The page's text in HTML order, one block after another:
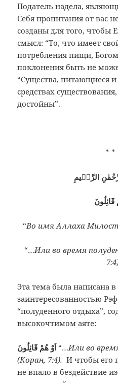
Податель надела,
Себя пропитания от вас
созданы для того, чтобы
смысл: “То, что имеет
потребления пищи,
поклонения быть не
“Существа, питающиеся
средствах
достойны”.
* *
الرَّحٖيمِ
قَٓائِلُونَ
“Во имя Аллаха
“…Или во время
Эта тема была написана в
заинтересованностью
“полуденного отдыха”,
высокочтимом аяте:
“…Или во
(Коран, 7:4).И чтобы его
не впало в бездействие